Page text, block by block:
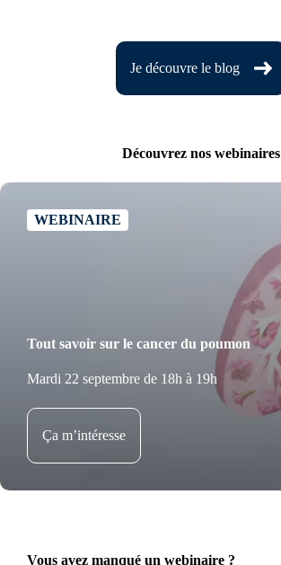
Je découvre le blog
Découvrez nos webinaires
WEBINAIRE
Tout savoir sur le cancer du poumon
Mardi 22 septembre de 18h à 19h
Ça m’intéresse
Vous avez manqué un webinaire ?